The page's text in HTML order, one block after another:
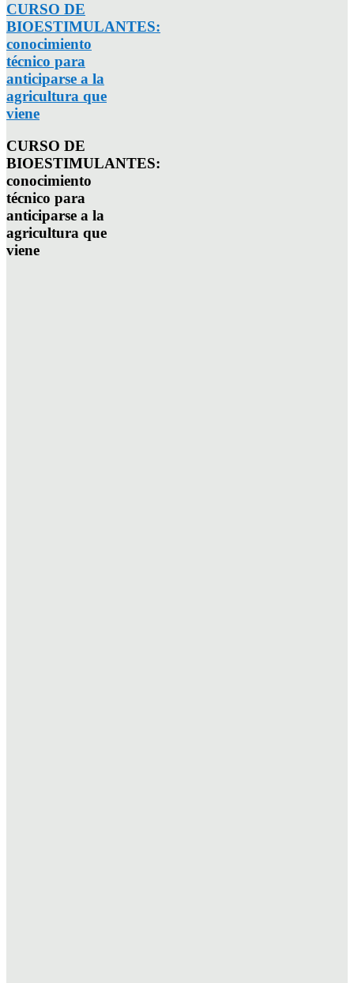
CURSO DE
BIOESTIMULANTES:
conocimiento
técnico para
anticiparse a la
agricultura que
viene
CURSO DE
BIOESTIMULANTES:
conocimiento
técnico para
anticiparse a la
agricultura que
viene